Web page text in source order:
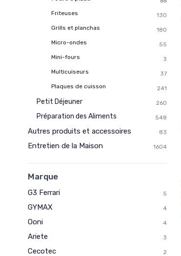
Friteuses
130
Grills et planchas
180
Micro-ondes
55
Mini-fours
3
Multicuiseurs
37
Plaques de cuisson
241
Petit Déjeuner 260
Préparation des Aliments 548
Autres produits et accessoires 83
Entretien de la Maison 1604
Marque
G3 Ferrari 5
GYMAX 4
Ooni 4
Ariete 3
Cecotec 2